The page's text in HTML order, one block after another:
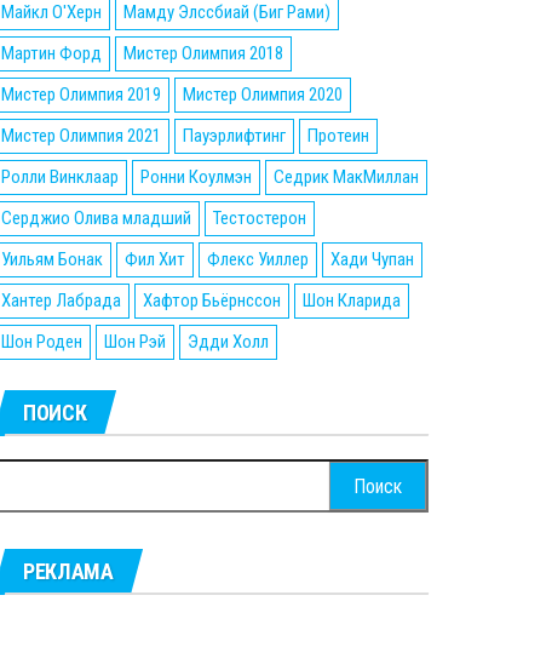
Майкл О'Херн
Мамду Элссбиай (Биг Рами)
Мартин Форд
Мистер Олимпия 2018
Мистер Олимпия 2019
Мистер Олимпия 2020
Мистер Олимпия 2021
Пауэрлифтинг
Протеин
Ролли Винклаар
Ронни Коулмэн
Седрик МакМиллан
Серджио Олива младший
Тестостерон
Уильям Бонак
Фил Хит Флекс Уиллер
Хади Чупан
Хантер Лабрада
Хафтор Бьёрнссон
Шон Кларида
Шон Роден
Шон Рэй Эдди Холл
ПОИСК
РЕКЛАМА